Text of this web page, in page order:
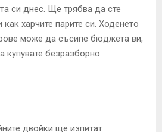
си днес. Ще трябва да сте
харчите парите си. Ходенето
може да съсипе бюджета ви,
купувате безразборно.
двойки ще изпитат